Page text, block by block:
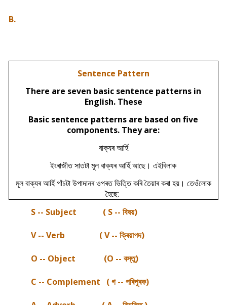
B.
Sentence Pattern
There are seven basic sentence patterns in
English. These
Basic sentence patterns are based on five
components. They are:
বাক্যৰ আৰ্হি
ইংৰাজীত সাতটা মূল বাক্যৰ আৰ্হি আছে। এইবিলাক
মূল বাক্যৰ আৰ্হি পাঁচটা উপাদানৰ ওপৰত ভিত্তি কৰি তৈয়াৰ কৰা হয়। তেওঁলোক
হৈছে:
S -- Subject
( S -- বিষয়)
V -- Verb (V -- ক্ৰিয়াপদ)
O -- Object (O -- বস্তু)
C -- Complement (গ -- পৰিপূৰক)